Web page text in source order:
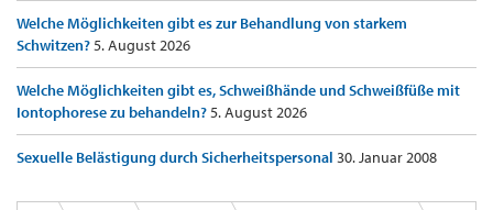
Welche Möglichkeiten gibt es zur Behandlung von starkem
Schwitzen?5. August 2026
Welche Möglichkeiten gibt es, Schweißhände und Schweißfüße mit
Iontophorese zu behandeln?5. August 2026
Sexuelle Belästigung durch Sicherheitspersonal 30. Januar 2008